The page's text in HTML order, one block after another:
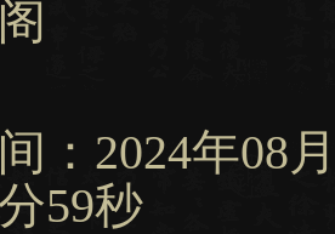
：2024年08
59秒